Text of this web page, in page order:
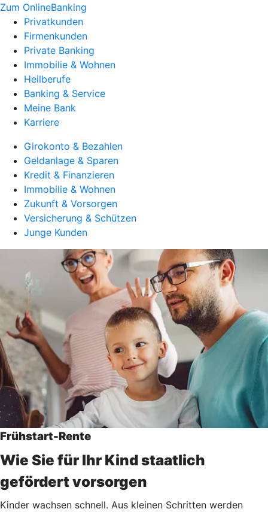
Zum OnlineBanking
Privatkunden
Firmenkunden
Private Banking
Immobilie & Wohnen
Heilberufe
Banking & Service
Meine Bank
Karriere
Girokonto & Bezahlen
Geldanlage & Sparen
Kredit & Finanzieren
Immobilie & Wohnen
Zukunft & Vorsorgen
Versicherung & Schützen
Junge Kunden
Frühstart-Rente
Wie Sie für Ihr Kind staatlich
gefördert vorsorgen
Kinder wachsen schnell. Aus kleinen Schritten werden